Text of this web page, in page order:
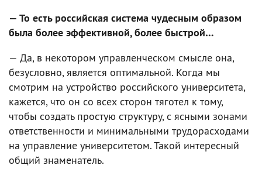
— То есть российская система чудесным образом
была более эффективной, более быстрой…
— Да, в некотором управленческом смысле она,
безусловно, является оптимальной. Когда мы
смотрим на устройство российского университета,
кажется, что он со всех сторон тяготел к тому,
чтобы создать простую структуру, с ясными зонами
ответственности и минимальными трудорасходами
на управление университетом. Такой интересный
общий знаменатель.